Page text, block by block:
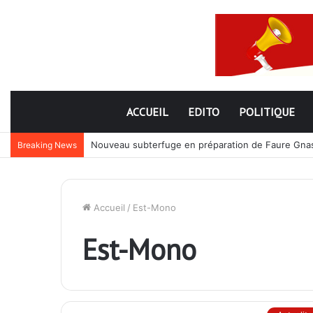
ACCUEIL EDITO POLITIQUE
Breaking News Nouveau subterfuge en préparation de Faure
Accueil / Est-Mono
Est-Mono